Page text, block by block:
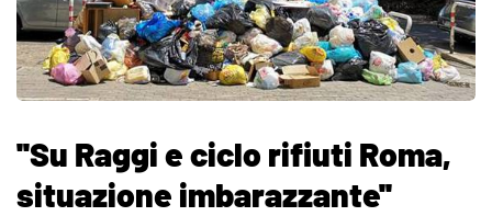
''Su Raggi e ciclo rifiuti Roma,
situazione imbarazzante''